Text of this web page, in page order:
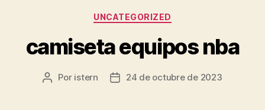
Categorías
UNCATEGORIZED
camiseta equipos nba
Autor
Por istern
Fecha24 de octubre de 2023